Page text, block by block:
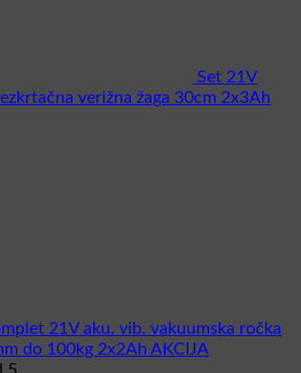
Set 21V
verižna žaga 30cm 2x3Ah
21V aku. vib. vakuumska ročka
do 100kg 2x2Ah AKCIJA